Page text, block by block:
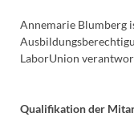
Annemarie Blumberg
LaborUnion
Qualifikation der